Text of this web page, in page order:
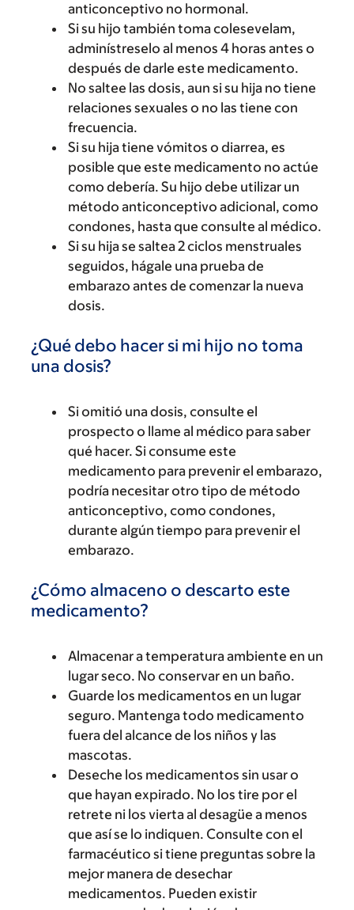
anticonceptivo no hormonal.
Si su hijo también toma colesevelam,
adminístreselo al menos 4 horas antes o
después de darle este medicamento.
No saltee las dosis, aun si su hija no tiene
relaciones sexuales o no las tiene con
frecuencia.
Si su hija tiene vómitos o diarrea, es
posible que este medicamento no actúe
como debería. Su hijo debe utilizar un
método anticonceptivo adicional, como
condones, hasta que consulte al médico.
Si su hija se saltea 2 ciclos menstruales
seguidos, hágale una prueba de
embarazo antes de comenzar la nueva
dosis.
¿Qué debo hacer si mi hijo no toma
una dosis?
Si omitió una dosis, consulte el
prospecto o llame al médico para saber
qué hacer. Si consume este
medicamento para prevenir el embarazo,
podría necesitar otro tipo de método
anticonceptivo, como condones,
durante algún tiempo para prevenir el
embarazo.
¿Cómo almaceno o descarto este
medicamento?
Almacenar a temperatura ambiente en un
lugar seco. No conservar en un baño.
Guarde los medicamentos en un lugar
seguro. Mantenga todo medicamento
fuera del alcance de los niños y las
mascotas.
Deseche los medicamentos sin usar o
que hayan expirado. No los tire por el
retrete ni los vierta al desagüe a menos
que así se lo indiquen. Consulte con el
farmacéutico si tiene preguntas sobre la
mejor manera de desechar
medicamentos. Pueden existir